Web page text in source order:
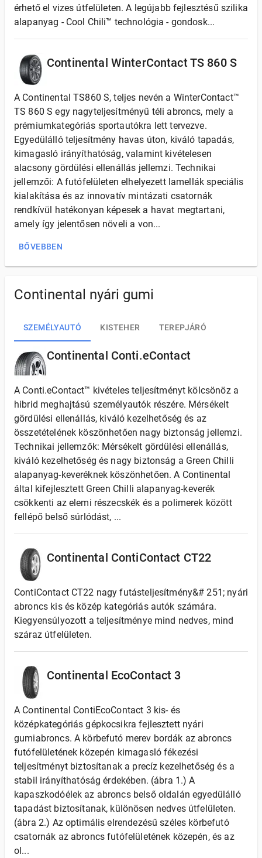
érhető el vizes útfelületen. A legújabb fejlesztésű szilika
alapanyag - Cool Chili™ technológia - gondosk...
Continental WinterContact TS 860 S
A Continental TS860 S, teljes nevén a WinterContact™
TS 860 S egy nagyteljesítményű téli abroncs, mely a
prémiumkategóriás sportautókra lett tervezve.
Egyedülálló teljesítmény havas úton, kiváló tapadás,
kimagasló irányíthatóság, valamint kivételesen
alacsony gördülési ellenállás jellemzi. Technikai
jellemzői: A futófelületen elhelyezett lamellák speciális
kialakítása és az innovatív mintázati csatornák
rendkívül hatékonyan képesek a havat megtartani,
amely így jelentősen növeli a von...
BŐVEBBEN
Continental nyári gumi
SZEMÉLYAUTÓ KISTEHER TEREPJÁRÓ
Continental Conti.eContact
A Conti.eContact™ kivételes teljesítményt kölcsönöz a
hibrid meghajtású személyautók részére. Mérsékelt
gördülési ellenállás, kiváló kezelhetőség és az
összetételének köszönhetően nagy biztonság jellemzi.
Technikai jellemzők: Mérsékelt gördülési ellenállás,
kiváló kezelhetőség és nagy biztonság a Green Chilli
alapanyag-keveréknek köszönhetően. A Continental
által kifejlesztett Green Chilli alapanyag-keverék
csökkenti az elemi részecskék és a polimerek között
fellépő belső súrlódást, ...
Continental ContiContact CT22
ContiContact CT22 nagy futásteljesítmény&# 251; nyári
abroncs kis és közép kategóriás autók számára.
Kiegyensúlyozott a teljesítménye mind nedves, mind
száraz útfelületen.
Continental EcoContact 3
A Continental ContiEcoContact 3 kis- és
középkategóriás gépkocsikra fejlesztett nyári
gumiabroncs. A körbefutó merev bordák az abroncs
futófelületének közepén kimagasló fékezési
teljesítményt biztosítanak a precíz kezelhetőség és a
stabil irányíthatóság érdekében. (ábra 1.) A
kapaszkodóélek az abroncs belső oldalán egyedülálló
tapadást biztosítanak, különösen nedves útfelületen.
(ábra 2.) Az optimális elrendezésű széles körbefutó
csatornák az abroncs futófelületének közepén, és az
ol...